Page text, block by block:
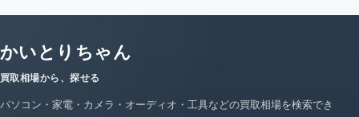
かいとりちゃん
買取相場から、探せる
パソコン・家電・カメラ・オーディオ・工具などの買取相場を検索でき